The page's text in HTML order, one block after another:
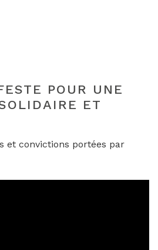
POUR UNE
ET
et convictions portées par